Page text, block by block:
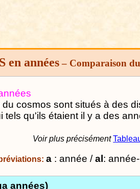
en années – Comparaison
du cosmos sont situés à des
tels qu'ils étaient il y a des
Voir plus précisément
: a : année /al :
années)